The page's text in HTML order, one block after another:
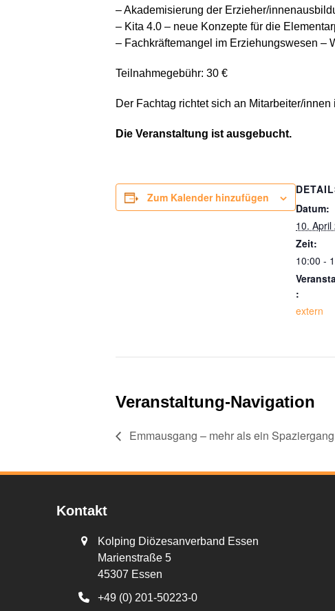
– Akademisierung der Erzieher/
– Kita 4.0 – neue Konzepte für die
– Fachkräftemangel im Erziehungswesen –
Teilnahmegebühr: 30 €
Der Fachtag richtet sich an Mitarbeiter/
Die Veranstaltung ist ausgebucht.
Zum Kalender hinzufügen
Datum:
10. April
Zeit:
10:00 -
:
extern
Veranstaltung-Navigation
Emmausgang – mehr als ein Spaziergang
Kontakt
Kolping Diözesanverband Essen
Marienstraße 5
45307 Essen
+49 (0) 201-50223-0